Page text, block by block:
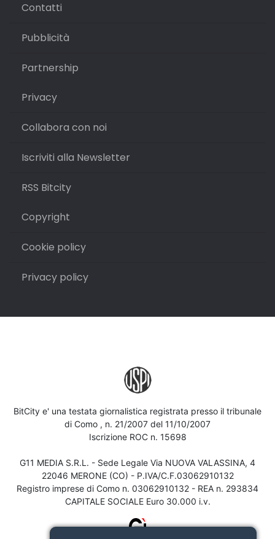
Contatti
Pubblicità
Partnership
Privacy
Collabora con noi
Iscriviti alla Newsletter
RSS Bitcity
Copyright
Cookie policy
Privacy policy
BitCity e' una testata giornalistica registrata presso il tribunale
di Como , n. 21/2007 del 11/10/2007
Iscrizione ROC n. 15698
G11 MEDIA S.R.L. - Sede Legale Via NUOVA VALASSINA, 4
22046 MERONE (CO) - P.IVA/C.F.03062910132
Registro imprese di Como n. 03062910132 - REA n. 293834
CAPITALE SOCIALE Euro 30.000 i.v.